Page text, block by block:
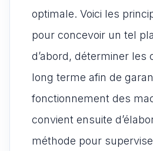
optimale. Voici les
pour concevoir un tel
d’abord, déterminer les
long terme afin de
fonctionnement des
convient ensuite
méthode pour